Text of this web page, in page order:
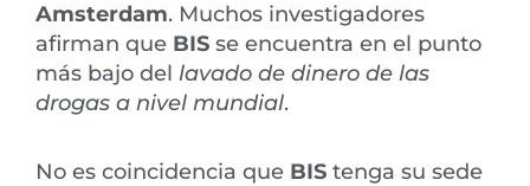
Amsterdam. Muchos investigadores
afirman que BIS se encuentra en el punto
más bajo del lavado de dinero de las
drogas a nivel mundial.
No es coincidencia que BIS tenga su sede